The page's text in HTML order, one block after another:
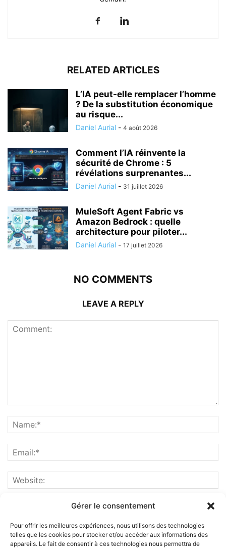
Gérer le consentement
Pour offrir les meilleures expériences, nous utilisons des technologies
telles que les cookies pour stocker et/ou accéder aux informations des
appareils. Le fait de consentir à ces technologies nous permettra de
RELATED ARTICLES
L’IA peut-elle remplacer l’homme
? De la substitution économique
au risque...
Daniel Aurial - 4 août 2026
Comment l’IA réinvente la
sécurité de Chrome : 5
révélations surprenantes...
Daniel Aurial - 31 juillet 2026
MuleSoft Agent Fabric vs
Amazon Bedrock : quelle
architecture pour piloter...
Daniel Aurial - 17 juillet 2026
NO COMMENTS
LEAVE A REPLY